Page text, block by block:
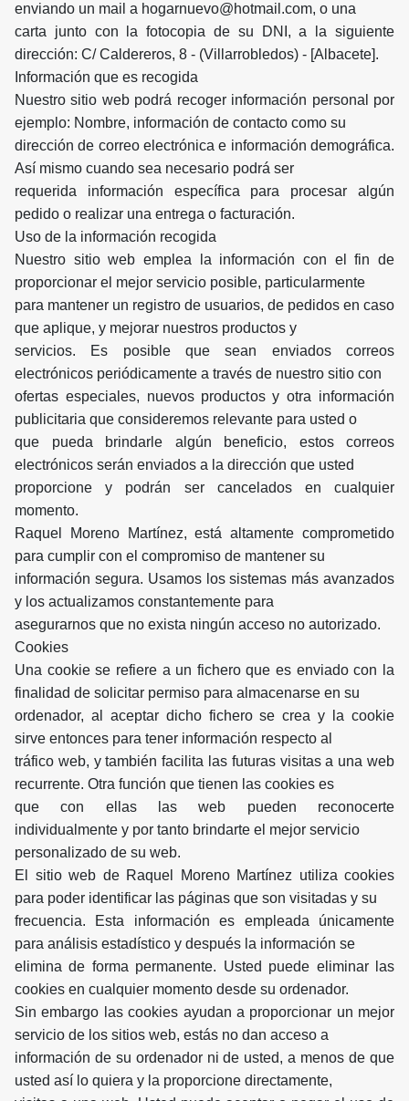
enviando un mail a hogarnuevo@hotmail.com, o una
carta junto con la fotocopia de su DNI, a la siguiente
dirección: C/ Caldereros, 8 - (Villarrobledos) - [Albacete].
Información que es recogida
Nuestro sitio web podrá recoger información personal por
ejemplo: Nombre, información de contacto como su
dirección de correo electrónica e información demográfica.
Así mismo cuando sea necesario podrá ser
requerida información específica para procesar algún
pedido o realizar una entrega o facturación.
Uso de la información recogida
Nuestro sitio web emplea la información con el fin de
proporcionar el mejor servicio posible, particularmente
para mantener un registro de usuarios, de pedidos en caso
que aplique, y mejorar nuestros productos y
servicios. Es posible que sean enviados correos
electrónicos periódicamente a través de nuestro sitio con
ofertas especiales, nuevos productos y otra información
publicitaria que consideremos relevante para usted o
que pueda brindarle algún beneficio, estos correos
electrónicos serán enviados a la dirección que usted
proporcione y podrán ser cancelados en cualquier
momento.
Raquel Moreno Martínez, está altamente comprometido
para cumplir con el compromiso de mantener su
información segura. Usamos los sistemas más avanzados
y los actualizamos constantemente para
asegurarnos que no exista ningún acceso no autorizado.
Cookies
Una cookie se refiere a un fichero que es enviado con la
finalidad de solicitar permiso para almacenarse en su
ordenador, al aceptar dicho fichero se crea y la cookie
sirve entonces para tener información respecto al
tráfico web, y también facilita las futuras visitas a una web
recurrente. Otra función que tienen las cookies es
que con ellas las web pueden reconocerte
individualmente y por tanto brindarte el mejor servicio
personalizado de su web.
El sitio web de Raquel Moreno Martínez utiliza cookies
para poder identificar las páginas que son visitadas y su
frecuencia. Esta información es empleada únicamente
para análisis estadístico y después la información se
elimina de forma permanente. Usted puede eliminar las
cookies en cualquier momento desde su ordenador.
Sin embargo las cookies ayudan a proporcionar un mejor
servicio de los sitios web, estás no dan acceso a
información de su ordenador ni de usted, a menos de que
usted así lo quiera y la proporcione directamente,